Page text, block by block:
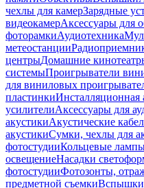
чехлы для камерЗарядные
видеокамерАксессуары для
фоторамкиАудиотехника
метеостанции
центрыДомашние
системыПроигрыватели
для виниловых
пластинкиИнсталляционная
усилителиАксессуары для
акустикиАкустические
акустикиСумки, чехлы для
фотостудииКольцевые
освещениеНасадки
фотостудииФотозонты,
предметной съемкиВспышки